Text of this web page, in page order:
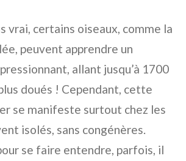
vrai, certains oiseaux, comme la
peuvent apprendre un
allant jusqu’à 1700
doués ! Cependant, cette
se manifeste surtout chez les
isolés, sans congénères.
se faire entendre, parfois, il